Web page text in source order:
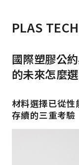
PLAS
國際塑膠公
的未來怎麼選
材料選擇已從性
存續的三重考驗